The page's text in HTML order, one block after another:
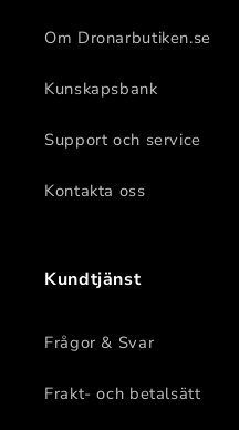
Om Dronarbutiken.se
Kunskapsbank
Support och service
Kontakta oss
Kundtjänst
Frågor & Svar
Frakt- och betalsätt